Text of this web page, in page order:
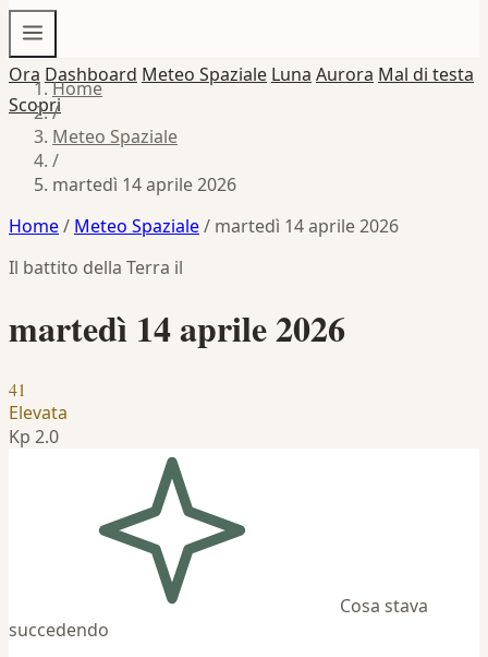
Ora Dashboard Meteo Spaziale Luna Aurora Mal di testa
Scopri
Home
/
Meteo Spaziale
/
martedì 14 aprile 2026
Home/ Meteo Spaziale/ martedì 14 aprile 2026
Il battito della Terra il
martedì 14 aprile 2026
41
Elevata
Kp 2.0
Cosa stava
succedendo